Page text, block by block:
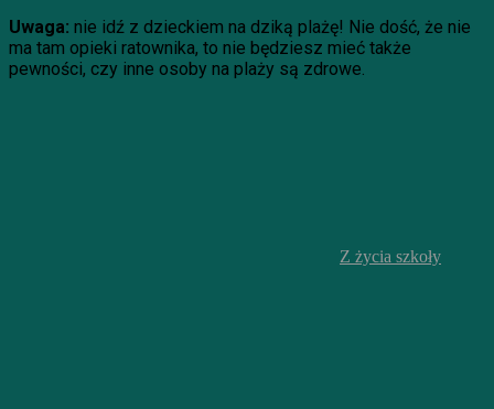
Uwaga: nie idź z dzieckiem na dziką plażę! Nie dość, że nie
ma tam opieki ratownika, to nie będziesz mieć także
pewności, czy inne osoby na plaży są zdrowe.
Z życia szkoły